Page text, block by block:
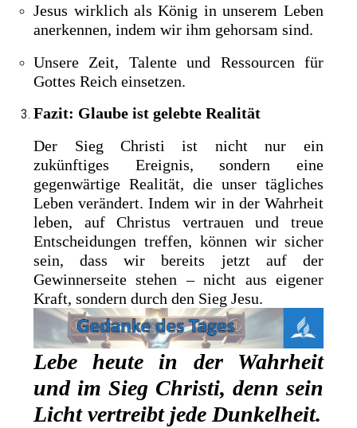
Jesus wirklich als König in unserem Leben
anerkennen, indem wir ihm gehorsam sind.
Unsere Zeit, Talente und Ressourcen für
Gottes Reich einsetzen.
Fazit: Glaube ist gelebte Realität
Der Sieg Christi ist nicht nur ein
zukünftiges Ereignis, sondern eine
gegenwärtige Realität, die unser tägliches
Leben verändert. Indem wir in der Wahrheit
leben, auf Christus vertrauen und treue
Entscheidungen treffen, können wir sicher
sein, dass wir bereits jetzt auf der
Gewinnerseite stehen – nicht aus eigener
Kraft, sondern durch den Sieg Jesu.
Lebe heute in der Wahrheit
und im Sieg Christi, denn sein
Licht vertreibt jede Dunkelheit.